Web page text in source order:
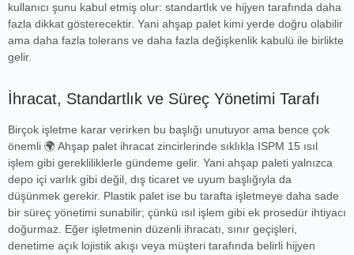
kullanıcı şunu kabul etmiş olur: standartlık ve hijyen tarafında daha
fazla dikkat gösterecektir. Yani ahşap palet kimi yerde doğru olabilir
ama daha fazla tolerans ve daha fazla değişkenlik kabulü ile birlikte
gelir.
İhracat, Standartlık ve Süreç Yönetimi Tarafı
Birçok işletme karar verirken bu başlığı unutuyor ama bence çok
önemli 🌍 Ahşap palet ihracat zincirlerinde sıklıkla ISPM 15 ısıl
işlem gibi gerekliliklerle gündeme gelir. Yani ahşap paleti yalnızca
depo içi varlık gibi değil, dış ticaret ve uyum başlığıyla da
düşünmek gerekir. Plastik palet ise bu tarafta işletmeye daha sade
bir süreç yönetimi sunabilir; çünkü ısıl işlem gibi ek prosedür ihtiyacı
doğurmaz. Eğer işletmenin düzenli ihracatı, sınır geçişleri,
denetime açık lojistik akışı veya müşteri tarafında belirli hijyen